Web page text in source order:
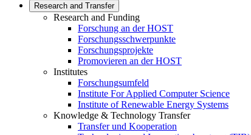
Research and Transfer
Research and Funding
Forschung an der HOST
Forschungsschwerpunkte
Forschungsprojekte
Promovieren an der HOST
Institutes
Forschungsumfeld
Institute For Applied Computer Science
Institute of Renewable Energy Systems
Knowledge & Technology Transfer
Transfer und Kooperation